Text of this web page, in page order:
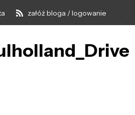
załóż bloga / logowanie